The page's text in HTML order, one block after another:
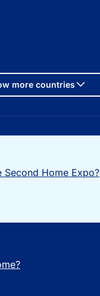
more countries
Second Home Expo?